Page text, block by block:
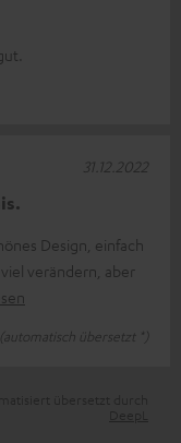
Design, einfach
verändern, aber
(automatisch übersetzt *)
31.12.2022